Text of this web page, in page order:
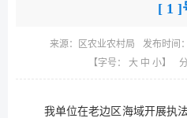
[ 1 ]
来源： 区农业农村局 发布时间
【字号： 大 中 小】
我单位在老边区海域开展执